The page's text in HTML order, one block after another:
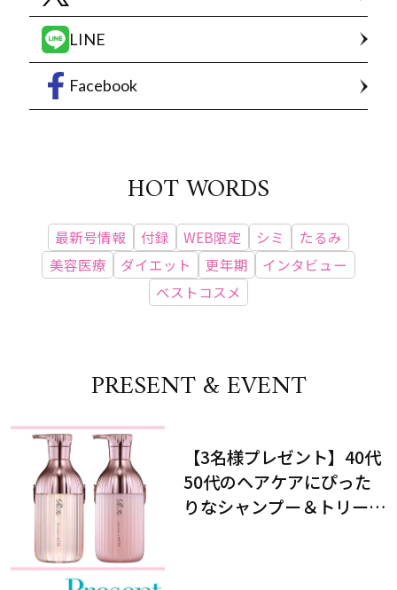
LINE
Facebook
HOT WORDS
最新号情報 付録 WEB限定 シミ
たるみ
美容医療
ダイエット 更年期
インタビュー
ベストコスメ
PRESENT & EVENT
【3名様プレゼント】40代
50代のヘアケアにぴった
りなシャンプー＆トリート